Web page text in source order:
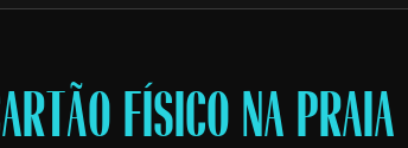
FÍSICO NA PRAIA